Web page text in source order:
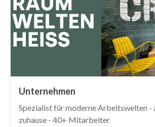
Unternehmen
Spezialist für moderne Arbeitswelten -
zuhause - 40+ Mitarbeiter